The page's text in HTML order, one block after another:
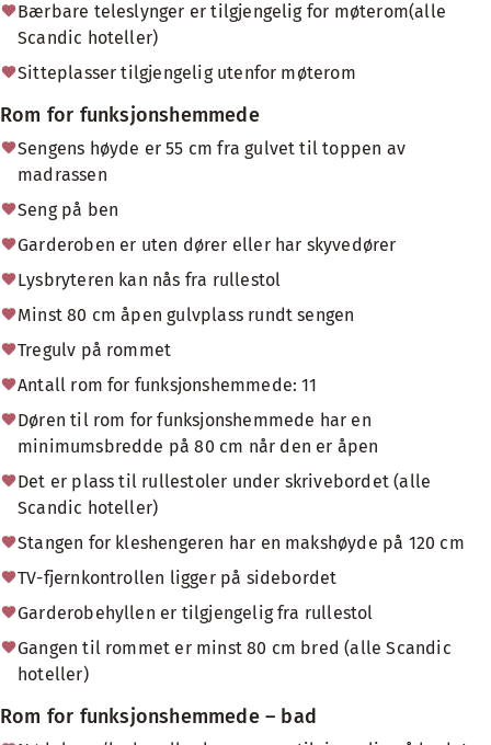
Bærbare teleslynger er tilgjengelig for møterom(alle
Scandic hoteller)
Sitteplasser tilgjengelig utenfor møterom
Rom for funksjonshemmede
Sengens høyde er 55 cm fra gulvet til toppen av
madrassen
Seng på ben
Garderoben er uten dører eller har skyvedører
Lysbryteren kan nås fra rullestol
Minst 80 cm åpen gulvplass rundt sengen
Tregulv på rommet
Antall rom for funksjonshemmede: 11
Døren til rom for funksjonshemmede har en
minimumsbredde på 80 cm når den er åpen
Det er plass til rullestoler under skrivebordet (alle
Scandic hoteller)
Stangen for kleshengeren har en makshøyde på 120 cm
TV-fjernkontrollen ligger på sidebordet
Garderobehyllen er tilgjengelig fra rullestol
Gangen til rommet er minst 80 cm bred (alle Scandic
hoteller)
Rom for funksjonshemmede – bad